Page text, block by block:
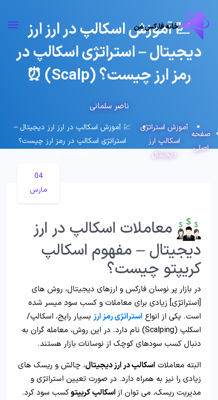
💹 آموزش اسکالپ در ارز ارز
دیجیتال – استراتژی اسکالپ در
رمز ارز چیست؟ (Scalp) ⏰
ناصر سلمانی
صفحه
اصلی
آموزش استراتژی
اسکالپ ارز
دیجیتال
💹 آموزش اسکالپ در ارز ارز دیجیتال –
استراتژی اسکالپ در رمز ارز چیست؟
04
مارس
معاملات اسکالپ در ارز
دیجیتال – مفهوم اسکالپ
کریپتو چیست؟
در بازار پر نوسان فارکس و ارزهای دیجیتال، روش های
[استراتژی] زیادی برای معاملات و کسب سود میسر شده
است. یکی از انواع استراتژیرمز ارز بسیار رایج، اسکالپ/
اسکلپ (Scalping) نام دارد. در این روش، معامله گران به
دنبال کسب سودهای کوچک از نوسانات بازار هستند.
البته معاملات اسکالپ در ارز دیجیتال، چالش و ریسک های
زیادی را نیز به همراه دارد. در صورت تعیین استراتژی و
مدیریت ریسک، می توان از اسکالپ کریپتوکسب سود کرد.